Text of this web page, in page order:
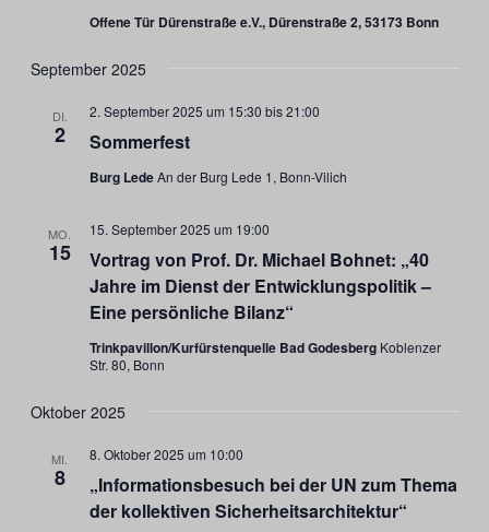
Offene Tür Dürenstraße e.V., Dürenstraße 2, 53173 Bonn
September 2025
DI.
2 Sommerfest
2. September 2025 um 15:30 bis21:00
Burg LedeAn der Burg Lede 1, Bonn-Vilich
MO.
15
Vortrag von Prof. Dr. Michael Bohnet: „40
Jahre im Dienst der Entwicklungspolitik –
Eine persönliche Bilanz“
15. September 2025 um 19:00
Trinkpavillon/Kurfürstenquelle Bad Godesberg Koblenzer
Str. 80, Bonn
Oktober 2025
MI.
8
„Informationsbesuch bei der UN zum Thema
der kollektiven Sicherheitsarchitektur“
8. Oktober 2025 um 10:00